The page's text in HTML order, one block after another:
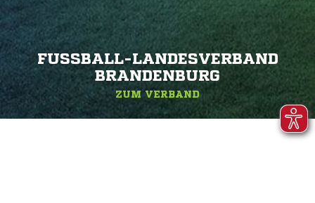
FUSSBALL-LANDESVERBAND B
RANDENBURG
ZUM VERBAND